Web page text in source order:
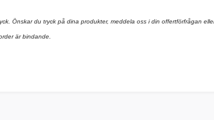
Önskar du tryck på dina produkter, meddela oss i din offertförfrågan
är bindande.